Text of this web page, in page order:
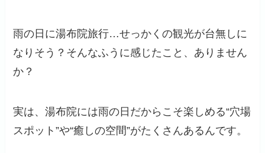
雨の日に湯布院旅行…せっかくの観光が台無しに
なりそう？そんなふうに感じたこと、ありません
か？
実は、湯布院には雨の日だからこそ楽しめる“穴場
スポット”や“癒しの空間”がたくさんあるんです。